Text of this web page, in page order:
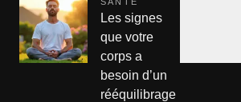
Les signes
que votre
corps a
besoin d’un
rééquilibrage